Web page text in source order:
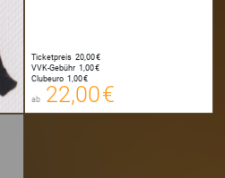
Ticketpreis 20,00 €
VVK-Gebühr 1,00 €
Clubeuro 1,00 €
ab 22,00 €
00